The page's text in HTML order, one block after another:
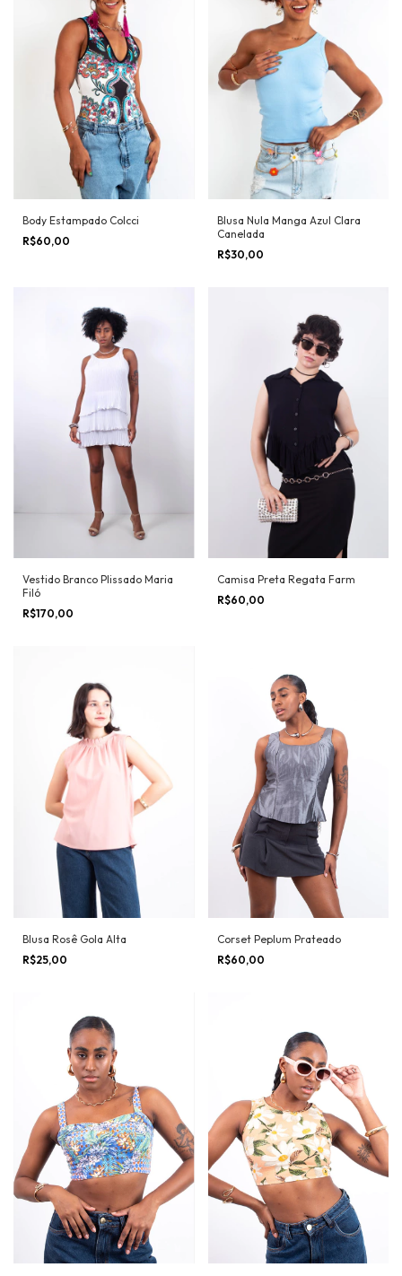
Body Estampado Colcci
R$60,00
Blusa Nula Manga Azul Clara
Canelada
R$30,00
Vestido Branco Plissado Maria
Filó
R$170,00
Camisa Preta Regata Farm
R$60,00
Blusa Rosê Gola Alta
R$25,00
Corset Peplum Prateado
R$60,00